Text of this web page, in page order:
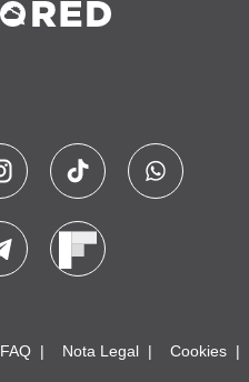
FAQ Nota Legal Cookies